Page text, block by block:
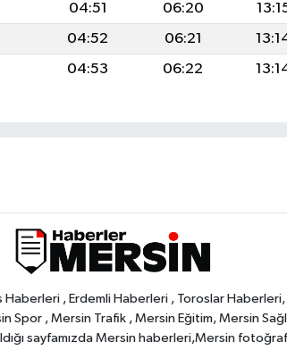
04:51 06:20
04:52 06:21
04:53 06:22
, Erdemli Haberleri , Toroslar
Spor , Mersin Trafik , Mersin Eğitim, Mersin
sayfamızda Mersin haberleri,Mersin